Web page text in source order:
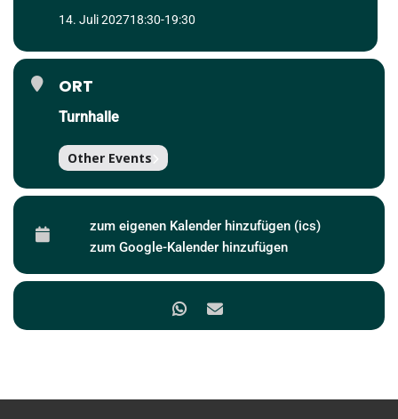
14. Juli 202718:30-19:30
ORT
Turnhalle
Other Events
zum eigenen Kalender hinzufügen (ics)
zum Google-Kalender hinzufügen